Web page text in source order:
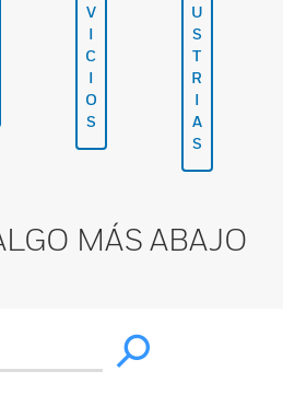
V
I
C
I
O
S
U
S
T
R
I
A
S
MÁS ABAJO